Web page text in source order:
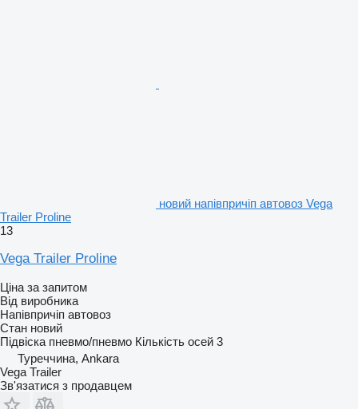
новий напівпричіп автовоз Vega
Trailer Proline
13
Vega Trailer Proline
Ціна за запитом
Від виробника
Напівпричіп автовоз
Стан новий
Підвіска пневмо/пневмо Кількість осей 3
Туреччина, Ankara
Vega Trailer
Зв'язатися з продавцем